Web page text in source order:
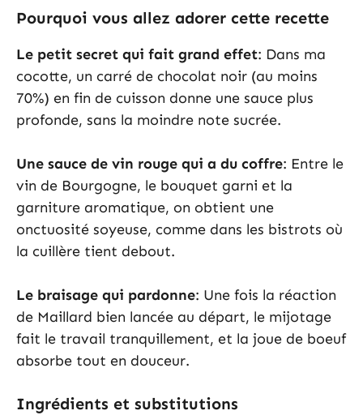
Pourquoi vous allez adorer cette recette
Le petit secret qui fait grand effet: Dans ma
cocotte, un carré de chocolat noir (au moins
70%) en fin de cuisson donne une sauce plus
profonde, sans la moindre note sucrée.
Une sauce de vin rouge qui a du coffre: Entre le
vin de Bourgogne, le bouquet garni et la
garniture aromatique, on obtient une
onctuosité soyeuse, comme dans les bistrots où
la cuillère tient debout.
Le braisage qui pardonne: Une fois la réaction
de Maillard bien lancée au départ, le mijotage
fait le travail tranquillement, et la joue de boeuf
absorbe tout en douceur.
Ingrédients et substitutions